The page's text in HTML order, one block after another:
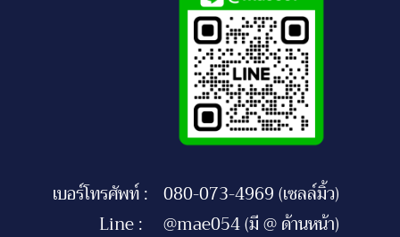
เบอร์โทรศัพท์ : 080-073-4969 (เซลล์มิ้ว)
Line :
@mae054 (มี @ ด้านหน้า)